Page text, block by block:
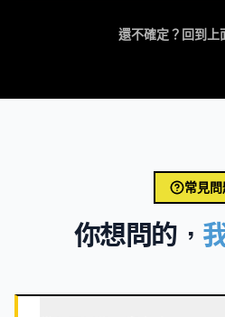
還不確定？回到
常見
你想問的，